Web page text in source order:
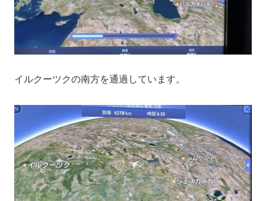
イルクーツクの南方を通過しています。